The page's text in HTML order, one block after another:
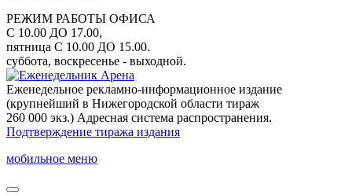
РЕЖИМ РАБОТЫ ОФИСА
С 10.00 ДО 17.00,
пятница С 10.00 ДО 15.00.
суббота, воскресенье - выходной.
Еженедельное рекламно-информационное издание
(крупнейший в Нижегородской области тираж
260 000 экз.) Адресная система распространения.
Подтверждение тиража издания
мобильное меню